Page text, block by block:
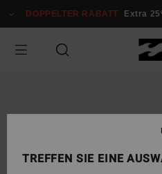
zur
springen
DOPPELTER RABATT Extra
TREFFEN SIE EINE